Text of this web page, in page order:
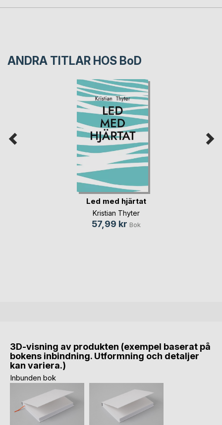
ANDRA TITLAR HOS BoD
Led med hjärtat
Kristian Thyter
57,99 kr Bok
3D-visning av produkten (exempel baserat på
bokens inbindning. Utformning och detaljer
kan variera.)
Inbunden bok